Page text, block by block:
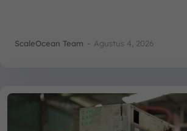
ScaleOcean Team - Agustus 4, 2026